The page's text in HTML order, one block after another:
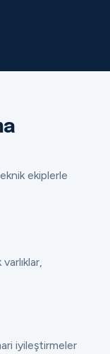
ekiplerle
iyileştirmeler